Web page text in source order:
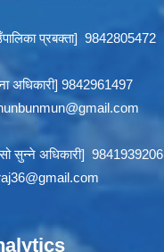
प्रबक्ता] 9842805472
अधिकारी] 9842961497
सुन्ने अधिकारी] 9841939206